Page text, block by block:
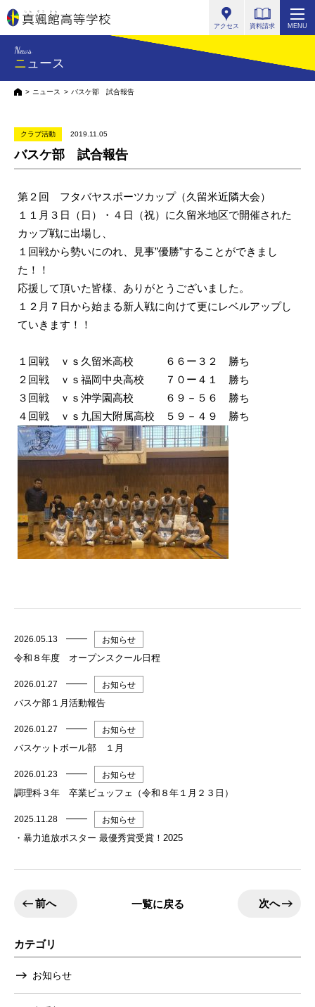
アクセス 資料請求 MENU
News
ニュース
HOMEニュース バスケ部 試合報告
クラブ活動 2019.11.05
バスケ部 試合報告
第２回 フタバヤスポーツカップ（久留米近隣大会）
１１月３日（日）・４日（祝）に久留米地区で開催された
カップ戦に出場し、
１回戦から勢いにのれ、見事”優勝”することができまし
た！！
応援して頂いた皆様、ありがとうございました。
１２月７日から始まる新人戦に向けて更にレベルアップし
ていきます！！
１回戦 ｖｓ久留米高校 ６６ー３２ 勝ち
２回戦 ｖｓ福岡中央高校 ７０ー４１ 勝ち
３回戦 ｖｓ沖学園高校 ６９－５６ 勝ち
４回戦 ｖｓ九国大附属高校 ５９－４９ 勝ち
2026.05.13 お知らせ
令和８年度 オープンスクール日程
2026.01.27 お知らせ
バスケ部１月活動報告
2026.01.27 お知らせ
バスケットボール部 １月
2026.01.23 お知らせ
調理科３年 卒業ビュッフェ（令和８年１月２３日）
2025.11.28 お知らせ
・暴力追放ポスター 最優秀賞受賞！2025
前へ 一覧に戻る 次へ
カテゴリ
お知らせ